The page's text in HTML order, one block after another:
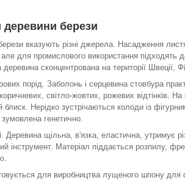
деревини берези
берези вказують різні джерела. Насадження
але для промислового використання підходять
сконцентрована на території Швеції,
порід. Заболонь і серцевина стовбура
світло-жовтих, рожевих відтінків.
блиск. Нерідко зустрічаються колоди із
генетично.
щільна, в'язка, еластична, утримує
інструмент. Матеріал піддається розпилу,
для виробництва лущеного шпону для